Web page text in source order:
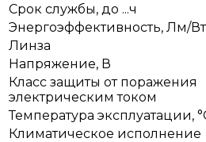
Срок службы, до ...ч
Энергоэффективность, Лм/Вт
Линза
Напряжение, В
Класс защиты от поражения
электрическим током
Температура эксплуатации,
Климатическое исполнение